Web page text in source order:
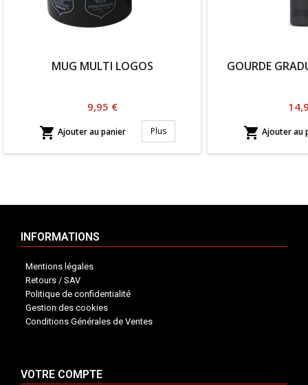
MUG MULTI LOGOS
Prix
9,95 €
 Ajouter au panier Plus
GOURDE
Prix
 Ajouter au
INFORMATIONS
Mentions légales
Retours / SAV
Politique de confidentialité
Gestion des cookies
Conditions Générales de Ventes
VOTRE COMPTE